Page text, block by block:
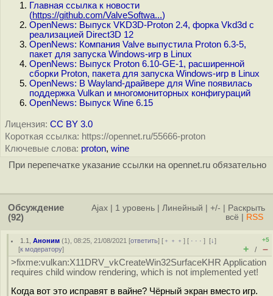
Главная ссылка к новости
(https://github.com/ValveSoftwa...)
OpenNews: Выпуск VKD3D-Proton 2.4, форка Vkd3d с
реализацией Direct3D 12
OpenNews: Компания Valve выпустила Proton 6.3-5,
пакет для запуска Windows-игр в Linux
OpenNews: Выпуск Proton 6.10-GE-1, расширенной
сборки Proton, пакета для запуска Windows-игр в Linux
OpenNews: В Wayland-драйвере для Wine появилась
поддержка Vulkan и многомониторных конфигураций
OpenNews: Выпуск Wine 6.15
Лицензия: CC BY 3.0
Короткая ссылка: https://opennet.ru/55666-proton
Ключевые слова: proton, wine
При перепечатке указание ссылки на opennet.ru обязательно
Обсуждение
(92)
Ajax 1 уровень Линейный +/-
Раскрыть
всё
RSS
1.1 ,Аноним (1), 08:25, 21/08/2021 [ответить] [ ﹢﹢﹢] [ · · ·][↓]
[к модератору]
+5
+ / –
>fixme:vulkan:X11DRV_vkCreateWin32SurfaceKHR Application
requires child window rendering, which is not implemented yet!
Когда вот это исправят в вайне? Чёрный экран вместо игр.